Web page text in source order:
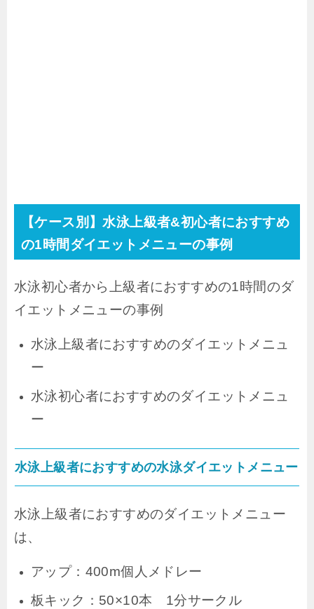
【ケース別】水泳上級者&初心者におすすめ
の1時間ダイエットメニューの事例
水泳初心者から上級者におすすめの1時間のダ
イエットメニューの事例
水泳上級者におすすめのダイエットメニュ
ー
水泳初心者におすすめのダイエットメニュ
ー
水泳上級者におすすめの水泳ダイエットメニュー
水泳上級者におすすめのダイエットメニュー
は、
アップ：400m個人メドレー
板キック：50×10本 1分サークル